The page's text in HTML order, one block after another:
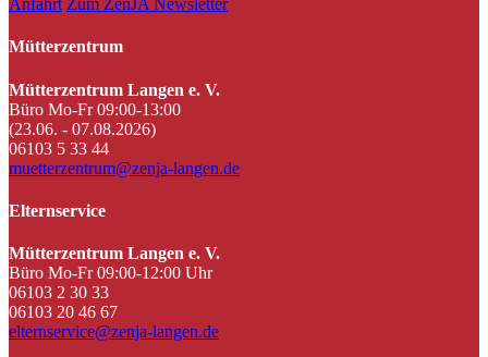
Anfahrt Zum ZenJA Newsletter
Mütterzentrum
Mütterzentrum Langen e. V.
Büro Mo-Fr 09:00-13:00
(23.06. - 07.08.2026)
06103 5 33 44
muetterzentrum@zenja-langen.de
Elternservice
Mütterzentrum Langen e. V.
Büro Mo-Fr 09:00-12:00 Uhr
06103 2 30 33
06103 20 46 67
elternservice@zenja-langen.de